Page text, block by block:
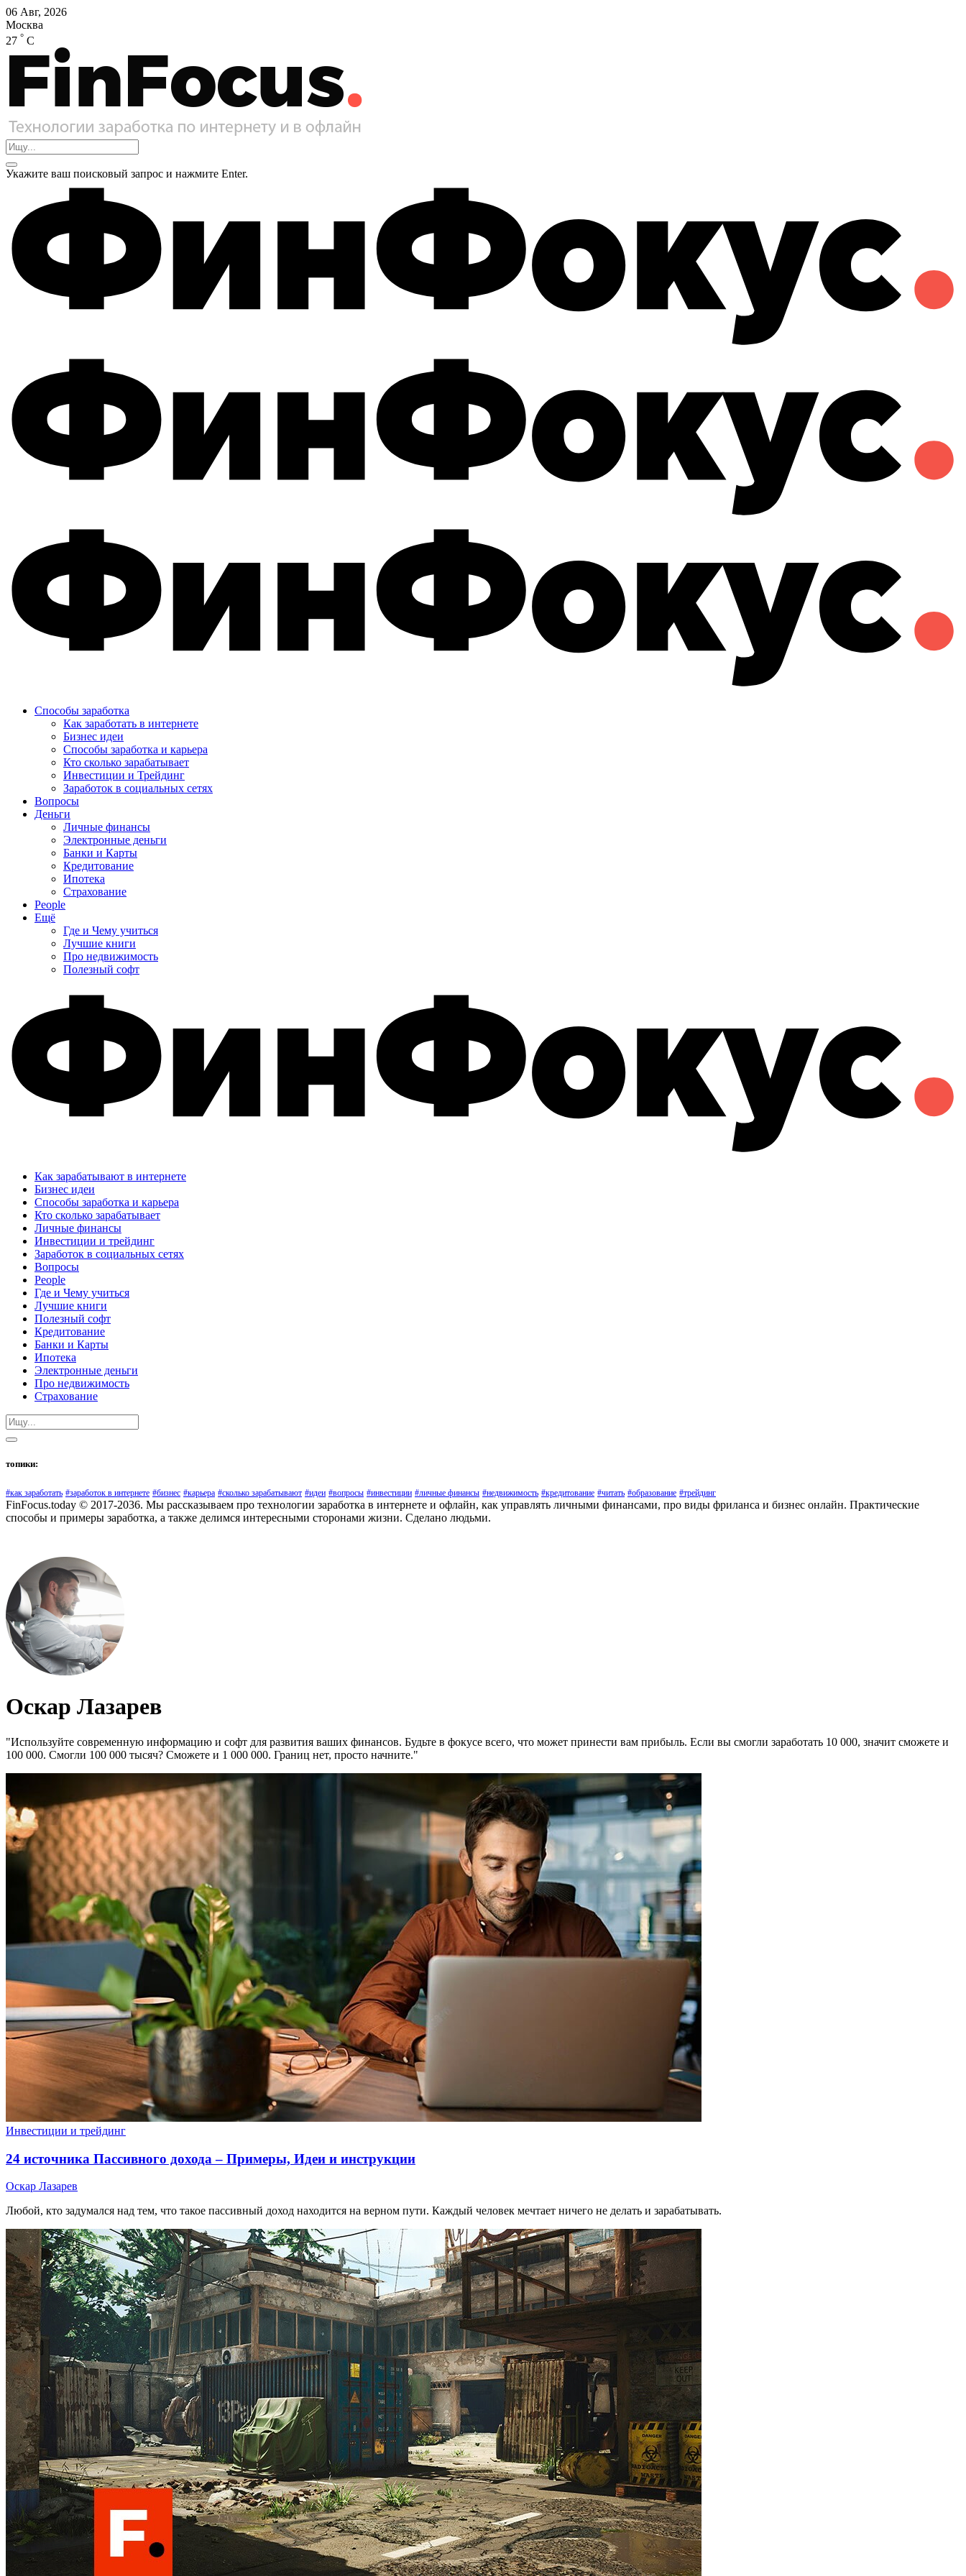
06 Авг, 2026
Москва
27 ° C
Укажите ваш поисковый запрос и нажмите Enter.
Способы заработка
Как заработать в интернете
Бизнес идеи
Способы заработка и карьера
Кто сколько зарабатывает
Инвестиции и Трейдинг
Заработок в социальных сетях
Вопросы
Деньги
Личные финансы
Электронные деньги
Банки и Карты
Кредитование
Ипотека
Страхование
People
Ещё
Где и Чему учиться
Лучшие книги
Про недвижимость
Полезный софт
Как зарабатывают в интернете
Бизнес идеи
Способы заработка и карьера
Кто сколько зарабатывает
Личные финансы
Инвестиции и трейдинг
Заработок в социальных сетях
Вопросы
People
Где и Чему учиться
Лучшие книги
Полезный софт
Кредитование
Банки и Карты
Ипотека
Электронные деньги
Про недвижимость
Страхование
топики:
#как заработать #заработок в интернете #бизнес #карьера #сколько зарабатывают #идеи #вопросы #инвестиции #личные финансы #недвижимость #кредитование #читать #образование #трейдинг
FinFocus.today © 2017-2036. Мы рассказываем про технологии заработка в интернете и офлайн, как управлять личными финансами, про виды фриланса и бизнес онлайн. Практические
способы и примеры заработка, а также делимся интересными сторонами жизни. Сделано людьми.
Оскар Лазарев
"Используйте современную информацию и софт для развития ваших финансов. Будьте в фокусе всего, что может принести вам прибыль. Если вы смогли заработать 10 000, значит сможете и
100 000. Смогли 100 000 тысяч? Сможете и 1 000 000. Границ нет, просто начните."
Инвестиции и трейдинг
24 источника Пассивного дохода – Примеры, Идеи и инструкции
Оскар Лазарев
Любой, кто задумался над тем, что такое пассивный доход находится на верном пути. Каждый человек мечтает ничего не делать и зарабатывать.